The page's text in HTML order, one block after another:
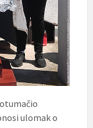
ulomak o